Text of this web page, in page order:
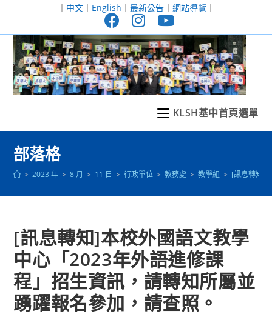
至
｜ 中文｜ English ｜ 最新公告｜ 網站導覽｜
KLSH基中首頁選單
部落格
> 2023 年 > 8 月 > 11 日 > 行政單位 > 教務處 > 教學組 > [訊息轉知]
[訊息轉知]本校外國語文教學
中心「2023年外語進修課
程」招生資訊，請轉知所屬並
踴躍報名參加，請查照。